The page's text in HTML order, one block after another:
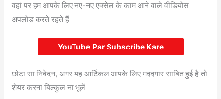
वहां पर हम आपके लिए नए-नए एक्सेल के काम आने वाले वीडियोस
अपलोड करते रहते हैं
YouTube Par Subscribe Kare
छोटा सा निवेदन, अगर यह आर्टिकल आपके लिए मददगार साबित हुई है तो
शेयर करना बिल्कुल ना भूलें